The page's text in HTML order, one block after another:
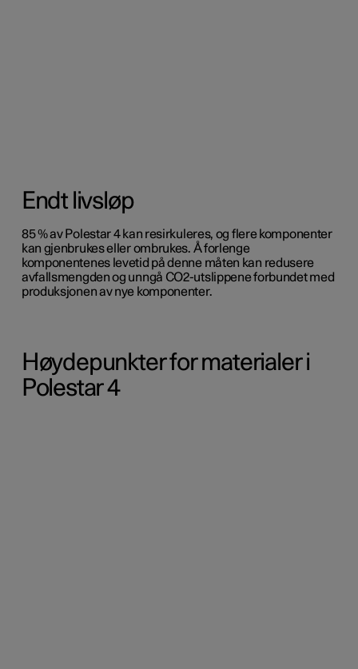
Endt livsløp
85 % av Polestar 4 kan resirkuleres, og flere komponenter
kan gjenbrukes eller ombrukes. Å forlenge
komponentenes levetid på denne måten kan redusere
avfallsmengden og unngå CO2-utslippene forbundet med
produksjonen av nye komponenter.
Høydepunkter for materialer i
Polestar 4